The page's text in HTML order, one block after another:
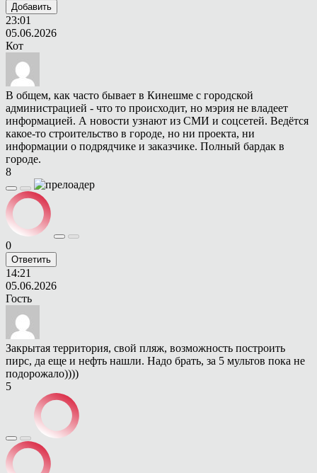
Добавить
23:01
05.06.2026
Кот
В общем, как часто бывает в Кинешме с городской
администрацией - что то происходит, но мэрия не владеет
информацией. А новости узнают из СМИ и соцсетей. Ведётся
какое-то строительство в городе, но ни проекта, ни
информации о подрядчике и заказчике. Полный бардак в
городе.
8
0
Ответить
14:21
05.06.2026
Гость
Закрытая территория, свой пляж, возможность построить
пирс, да еще и нефть нашли. Надо брать, за 5 мультов пока не
подорожало))))
5